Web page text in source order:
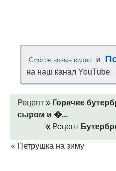
Смотри новые видео и
на наш канал YouTube
Рецепт » Горячие
сыром и �...
« Рецепт
« Петрушка на зиму